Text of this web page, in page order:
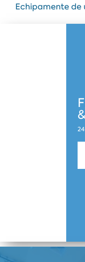
Echipamente de